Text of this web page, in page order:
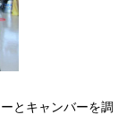
とキャンバーを調